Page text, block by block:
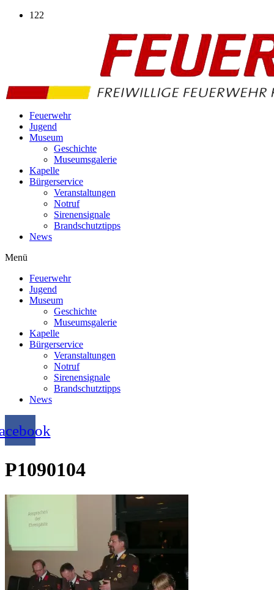
Zum
122
Feuerwehr
Jugend
Museum
Geschichte
Museumsgalerie
Kapelle
Bürgerservice
Veranstaltungen
Notruf
Sirenensignale
Brandschutztipps
News
Menü
Feuerwehr
Jugend
Museum
Geschichte
Museumsgalerie
Kapelle
Bürgerservice
Veranstaltungen
Notruf
Sirenensignale
Brandschutztipps
News
P1090104